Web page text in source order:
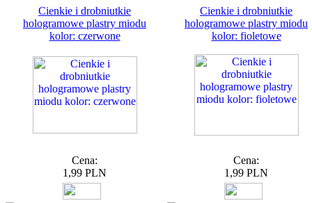
Cienkie i drobniutkie
hologramowe plastry miodu
kolor: czerwone
Cena:
1,99 PLN
Cienkie i drobniutkie
hologramowe plastry miodu
kolor: fioletowe
Cena:
1,99 PLN